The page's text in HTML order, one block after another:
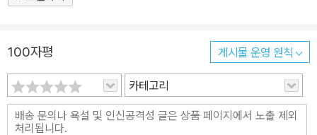
100자평 게시물 운영 원칙
카테고리